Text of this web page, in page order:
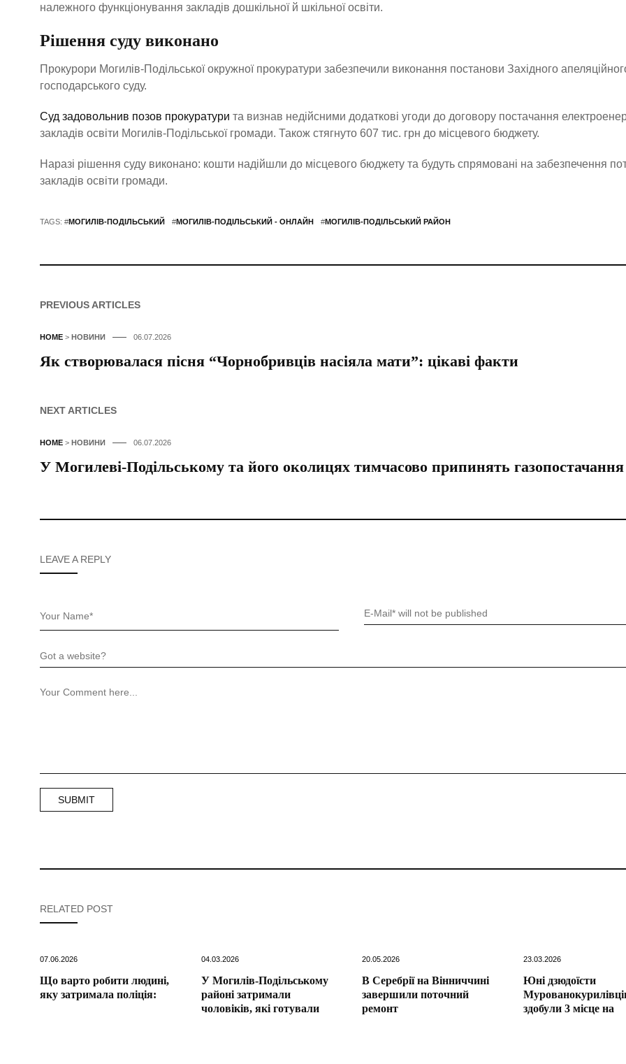
належного функціонування закладів дошкільної й шкільної освіти.
Рішення суду виконано
Прокурори Могилів-Подільської окружної прокуратури забезпечили виконання постанови Західного
господарського суду.
Суд задовольнив позов прокуратури та визнав недійсними додаткові угоди до договору постачання
закладів освіти Могилів-Подільської громади. Також стягнуто 607 тис. грн до місцевого бюджету.
Наразі рішення суду виконано: кошти надійшли до місцевого бюджету та будуть спрямовані на забезпечення
закладів освіти громади.
TAGS: #МОГИЛІВ-ПОДІЛЬСЬКИЙ #МОГИЛІВ-ПОДІЛЬСЬКИЙ - ОНЛАЙН #МОГИЛІВ-ПОДІЛЬСЬКИЙ РАЙОН
PREVIOUS ARTICLES
HOME > НОВИНИ 06.07.2026
Як створювалася пісня “Чорнобривців насіяла мати”: цікаві факти
NEXT ARTICLES
HOME > НОВИНИ 06.07.2026
У Могилеві-Подільському та його околицях тимчасово припинять газопостачання
LEAVE A REPLY
RELATED POST
07.06.2026
Що варто робити людині,
яку затримала поліція:
04.03.2026
У Могилів-Подільському
районі затримали
чоловіків, які готували
20.05.2026
В Серебрії на Вінниччині
завершили поточний
ремонт
23.03.2026
Юні дзюдоїсти
здобули 3 місце на